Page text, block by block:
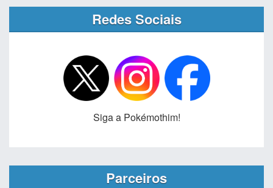
Redes Sociais
Siga a Pokémothim!
Parceiros